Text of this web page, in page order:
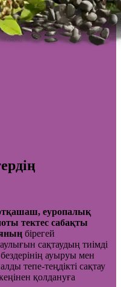
еуропалық
тектес сабақты
бірегей
сақтаудың тиімді
ауыруы мен
тепе-теңдікті сақтау
қолдануға